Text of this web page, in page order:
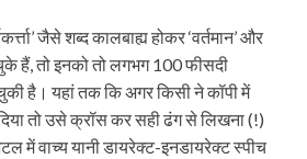
जैसे शब्द कालबाह्य होकर ‘वर्तमान’ और
चुके हैं, तो इनको तो लगभग 100 फीसदी
है। यहां तक कि अगर किसी ने कॉपी में
दिया तो उसे क्रॉस कर सही ढंग से लिखना (!)
में वाच्य यानी डायरेक्ट-इनडायरेक्ट स्पीच